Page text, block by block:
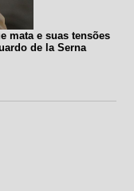
mata e suas tensões
de la Serna